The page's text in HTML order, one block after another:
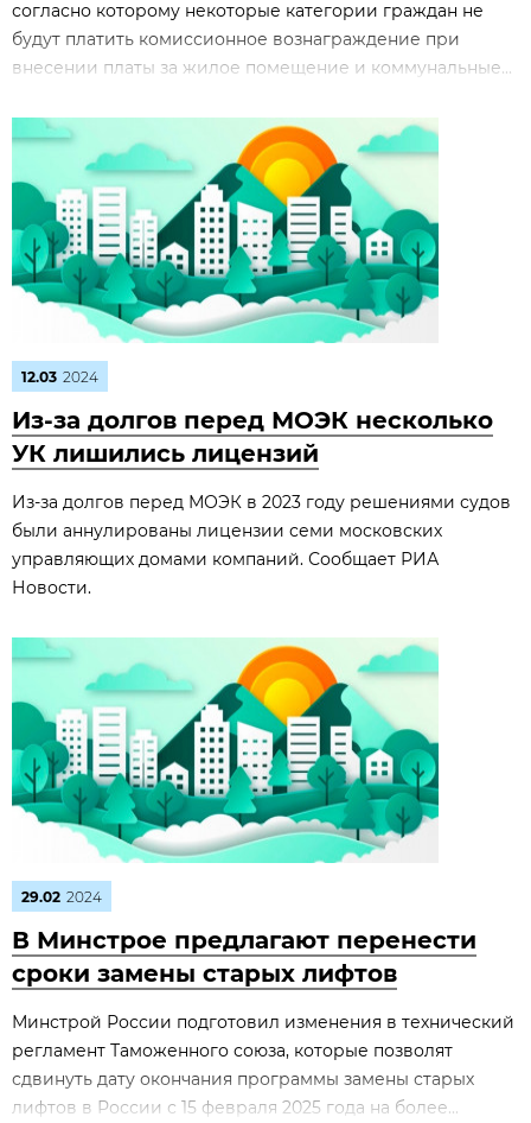
согласно которому некоторые категории граждан не
будут платить комиссионное вознаграждение при
внесении платы за жилое помещение и коммунальные...
12.03 2024
Из-за долгов перед МОЭК несколько
УК лишились лицензий
Из-за долгов перед МОЭК в 2023 году решениями судов
были аннулированы лицензии семи московских
управляющих домами компаний. Сообщает РИА
Новости.
29.02 2024
В Минстрое предлагают перенести
сроки замены старых лифтов
Минстрой России подготовил изменения в технический
регламент Таможенного союза, которые позволят
сдвинуть дату окончания программы замены старых
лифтов в России с 15 февраля 2025 года на более...